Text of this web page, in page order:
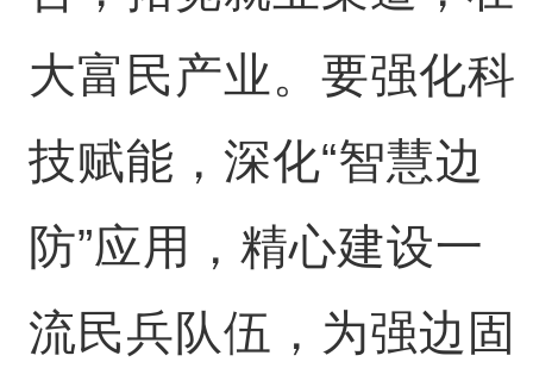
大富民产业。要强化科
技赋能，深化“智慧边
防”应用，精心建设一
流民兵队伍，为强边固